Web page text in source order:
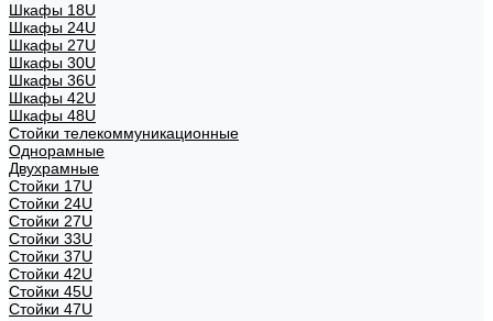
Шкафы 18U
Шкафы 24U
Шкафы 27U
Шкафы 30U
Шкафы 36U
Шкафы 42U
Шкафы 48U
Стойки телекоммуникационные
Однорамные
Двухрамные
Стойки 17U
Стойки 24U
Стойки 27U
Стойки 33U
Стойки 37U
Стойки 42U
Стойки 45U
Стойки 47U